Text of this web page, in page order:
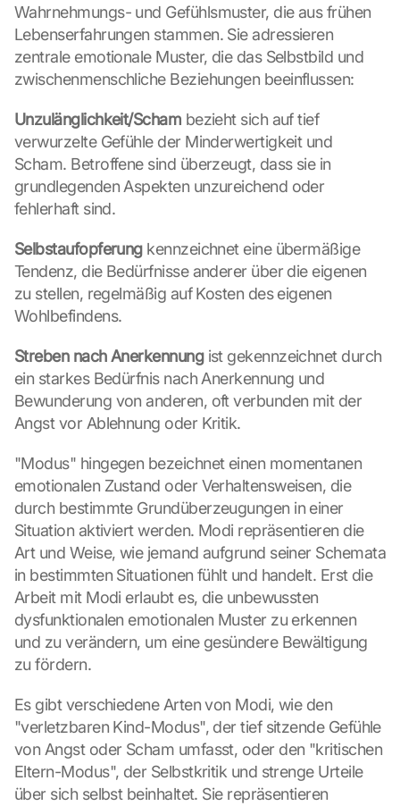
Wahrnehmungs- und Gefühlsmuster, die aus frühen
Lebenserfahrungen stammen. Sie adressieren
zentrale emotionale Muster, die das Selbstbild und
zwischenmenschliche Beziehungen beeinflussen:
Unzulänglichkeit/Scham bezieht sich auf tief
verwurzelte Gefühle der Minderwertigkeit und
Scham. Betroffene sind überzeugt, dass sie in
grundlegenden Aspekten unzureichend oder
fehlerhaft sind.
Selbstaufopferung kennzeichnet eine übermäßige
Tendenz, die Bedürfnisse anderer über die eigenen
zu stellen, regelmäßig auf Kosten des eigenen
Wohlbefindens.
Streben nach Anerkennung ist gekennzeichnet durch
ein starkes Bedürfnis nach Anerkennung und
Bewunderung von anderen, oft verbunden mit der
Angst vor Ablehnung oder Kritik.
"Modus" hingegen bezeichnet einen momentanen
emotionalen Zustand oder Verhaltensweisen, die
durch bestimmte Grundüberzeugungen in einer
Situation aktiviert werden. Modi repräsentieren die
Art und Weise, wie jemand aufgrund seiner Schemata
in bestimmten Situationen fühlt und handelt. Erst die
Arbeit mit Modi erlaubt es, die unbewussten
dysfunktionalen emotionalen Muster zu erkennen
und zu verändern, um eine gesündere Bewältigung
zu fördern.
Es gibt verschiedene Arten von Modi, wie den
"verletzbaren Kind-Modus", der tief sitzende Gefühle
von Angst oder Scham umfasst, oder den "kritischen
Eltern-Modus", der Selbstkritik und strenge Urteile
über sich selbst beinhaltet. Sie repräsentieren